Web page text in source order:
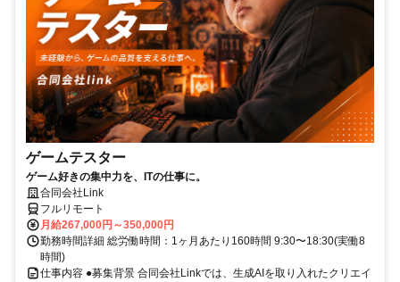
ゲームテスター
ゲーム好きの集中力を、ITの仕事に。
合同会社Link
フルリモート
月給267,000円～350,000円
勤務時間詳細 総労働時間：1ヶ月あたり160時間 9:30〜18:30(実働8
時間)
仕事内容 ●募集背景 合同会社Linkでは、生成AIを取り入れたクリエイ